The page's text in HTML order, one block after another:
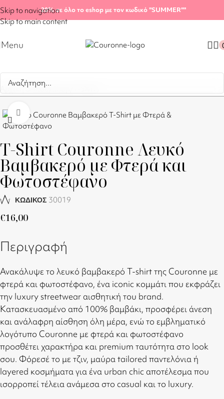
Skip to navigation
Skip to main content
-20%σε όλο το eshop με τον κωδικό "SUMMER""
Menu
Αρχική σελίδα
Click to enlarge
T-Shirt Couronne Λευκό
Βαμβακερό με Φτερά και
Φωτοστέφανο
ΚΩΔΙΚΟΣ 30019
€16,00
Περιγραφή
Ανακάλυψε το λευκό βαμβακερό T-shirt της Couronne με
φτερά και φωτοστέφανο, ένα iconic κομμάτι που εκφράζει
την luxury streetwear αισθητική του brand.
Κατασκευασμένο από 100% βαμβάκι, προσφέρει άνεση
και ανάλαφρη αίσθηση όλη μέρα, ενώ το εμβληματικό
λογότυπο Couronne με φτερά και φωτοστέφανο
προσθέτει χαρακτήρα και premium ταυτότητα στο look
σου. Φόρεσέ το με τζιν, μαύρα tailored παντελόνια ή
layered κοσμήματα για ένα urban chic αποτέλεσμα που
ισορροπεί τέλεια ανάμεσα στο casual και το luxury.